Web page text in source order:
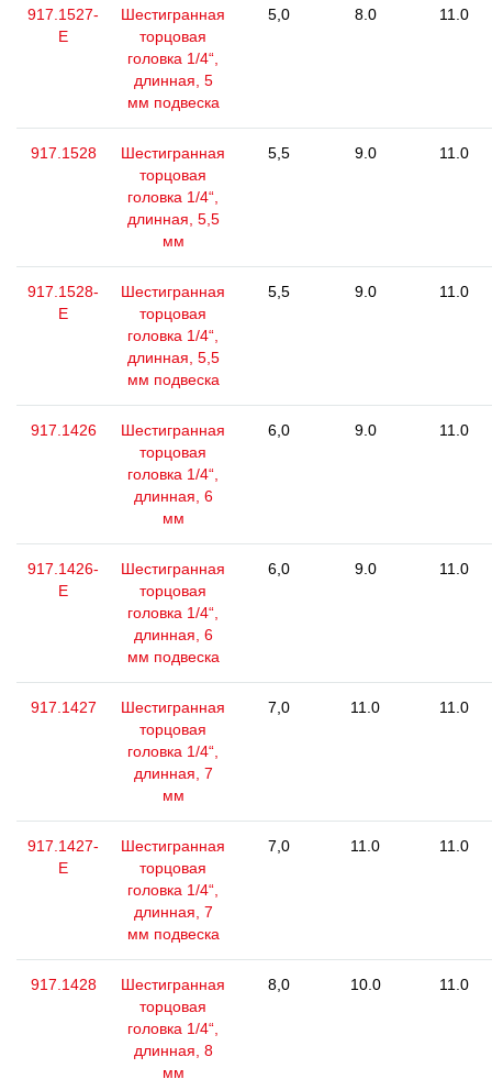
917.1527-
E
Шестигранная
торцовая
головка 1/4“,
длинная, 5
мм подвеска
5,0 8.0 11.0
917.1528
Шестигранная
торцовая
головка 1/4“,
длинная, 5,5
мм
5,5 9.0 11.0
917.1528-
E
Шестигранная
торцовая
головка 1/4“,
длинная, 5,5
мм подвеска
5,5 9.0 11.0
917.1426
Шестигранная
торцовая
головка 1/4“,
длинная, 6
мм
6,0 9.0 11.0
917.1426-
E
Шестигранная
торцовая
головка 1/4“,
длинная, 6
мм подвеска
6,0 9.0 11.0
917.1427
Шестигранная
торцовая
головка 1/4“,
длинная, 7
мм
7,0 11.0 11.0
917.1427-
E
Шестигранная
торцовая
головка 1/4“,
длинная, 7
мм подвеска
7,0 11.0 11.0
917.1428
Шестигранная
торцовая
головка 1/4“,
длинная, 8
мм
8,0 10.0 11.0